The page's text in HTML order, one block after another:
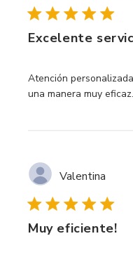
Excelente
Atención
una manera muy eficaz.
read more about
Valentina
Muy eficiente!